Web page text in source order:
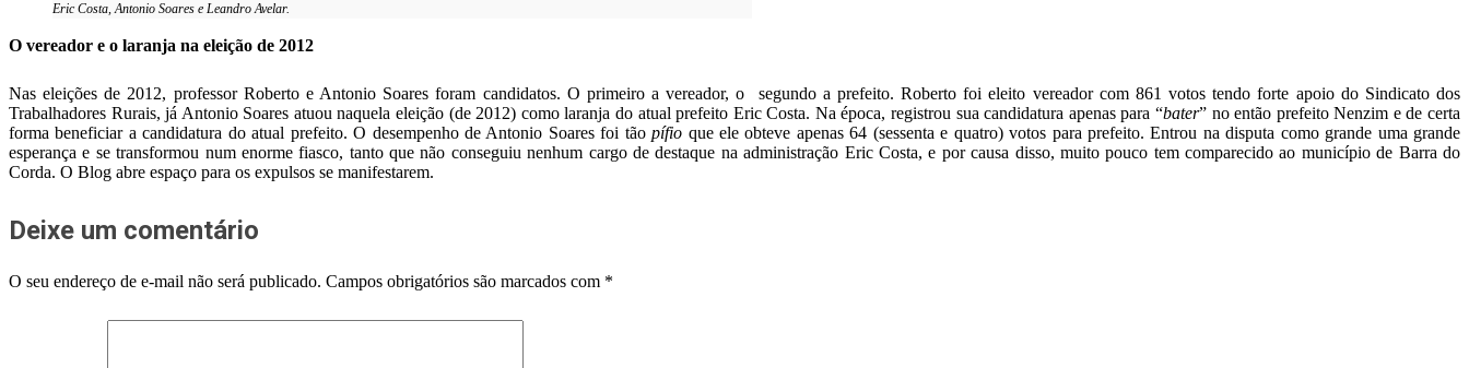
Eric Costa, Antonio Soares e Leandro Avelar.
O vereador e o laranja na eleição de 2012
Nas eleições de 2012, professor Roberto e Antonio Soares foram candidatos. O primeiro a vereador, o segundo a prefeito. Roberto foi eleito vereador com 861 votos tendo forte apoio do Sindicato dos
Trabalhadores Rurais, já Antonio Soares atuou naquela eleição (de 2012) como laranja do atual prefeito Eric Costa. Na época, registrou sua candidatura apenas para “bater” no então prefeito Nenzim e de certa
forma beneficiar a candidatura do atual prefeito. O desempenho de Antonio Soares foi tãopífio que ele obteve apenas 64 (sessenta e quatro) votos para prefeito. Entrou na disputa como grande uma grande
esperança e se transformou num enorme fiasco, tanto que não conseguiu nenhum cargo de destaque na administração Eric Costa, e por causa disso, muito pouco tem comparecido ao município de Barra do
Corda. O Blog abre espaço para os expulsos se manifestarem.
Deixe um comentário
O seu endereço de e-mail não será publicado. Campos obrigatórios são marcados com *